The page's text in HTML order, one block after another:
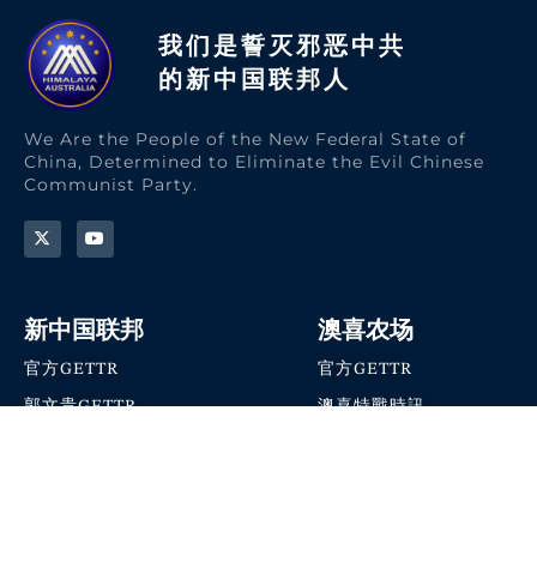
我们是誓灭邪恶中共
的新中国联邦人​
We Are the People of the New Federal State of
China, Determined to Eliminate the Evil Chinese
Communist Party.
新中国联邦
官方GETTR
郭文贵GETTR
澳喜农场
官方GETTR
澳喜特戰時訊